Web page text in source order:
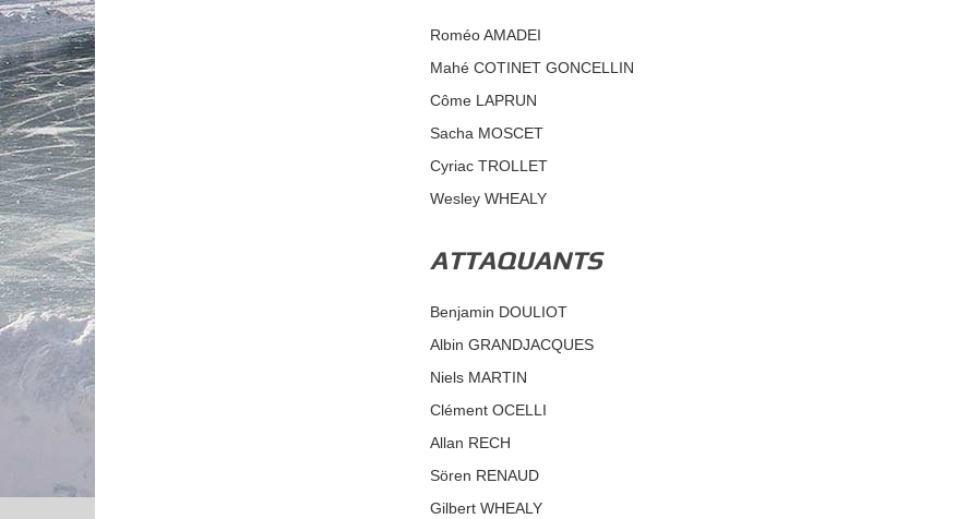
Roméo AMADEI
Mahé COTINET GONCELLIN
Côme LAPRUN
Sacha MOSCET
Cyriac TROLLET
Wesley WHEALY
ATTAQUANTS
Benjamin DOULIOT
Albin GRANDJACQUES
Niels MARTIN
Clément OCELLI
Allan RECH
Sören RENAUD
Gilbert WHEALY